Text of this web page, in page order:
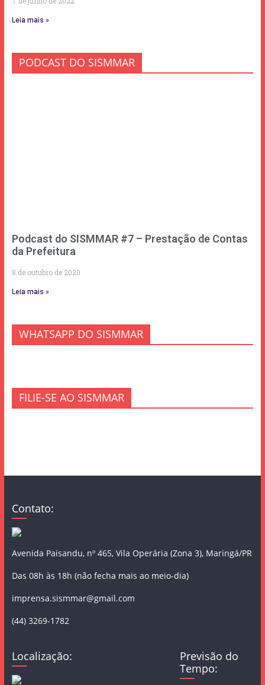
Leia mais »
PODCAST DO SISMMAR
Podcast do SISMMAR #7 – Prestação de Contas
da Prefeitura
8 de outubro de 2020
Leia mais »
WHATSAPP DO SISMMAR
FILIE-SE AO SISMMAR
Contato:
Avenida Paisandu, nº 465, Vila Operária (Zona 3), Maringá/PR
Das 08h às 18h (não fecha mais ao meio-dia)
imprensa.sismmar@gmail.com
(44) 3269-1782
Localização:
Previsão do
Tempo: